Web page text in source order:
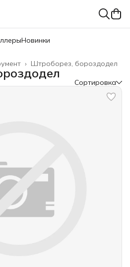
Новинки
Штроборез, бороздодел
›
Сортировка